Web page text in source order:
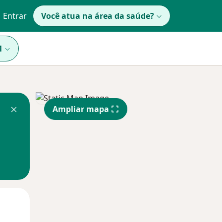
Entrar Você atua na área da saúde?
Ampliar mapa